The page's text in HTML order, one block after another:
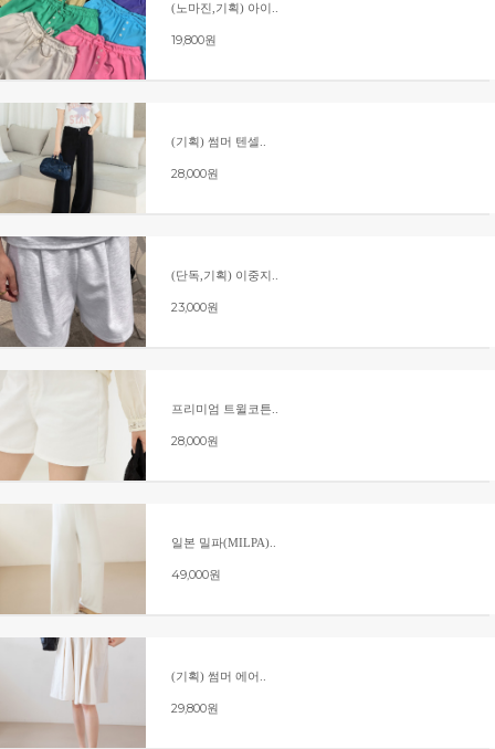
(노마진,기획) 아이..
19,800원
(기획) 썸머 텐셀..
28,000원
(단독,기획) 이중지..
23,000원
프리미엄 트윌코튼..
28,000원
일본 밀파(MILPA)..
49,000원
(기획) 썸머 에어..
29,800원